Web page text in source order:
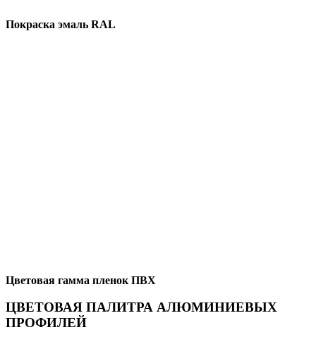
Покраска эмаль RAL
Цветовая гамма пленок ПВХ
ЦВЕТОВАЯ ПАЛИТРА АЛЮМИНИЕВЫХ
ПРОФИЛЕЙ